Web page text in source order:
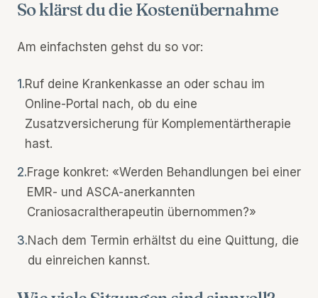
So klärst du die Kostenübernahme
Am einfachsten gehst du so vor:
1.Ruf deine Krankenkasse an oder schau im
Online-Portal nach, ob du eine
Zusatzversicherung für Komplementärtherapie
hast.
2.Frage konkret: «Werden Behandlungen bei einer
EMR- und ASCA-anerkannten
Craniosacraltherapeutin übernommen?»
3.Nach dem Termin erhältst du eine Quittung, die
du einreichen kannst.